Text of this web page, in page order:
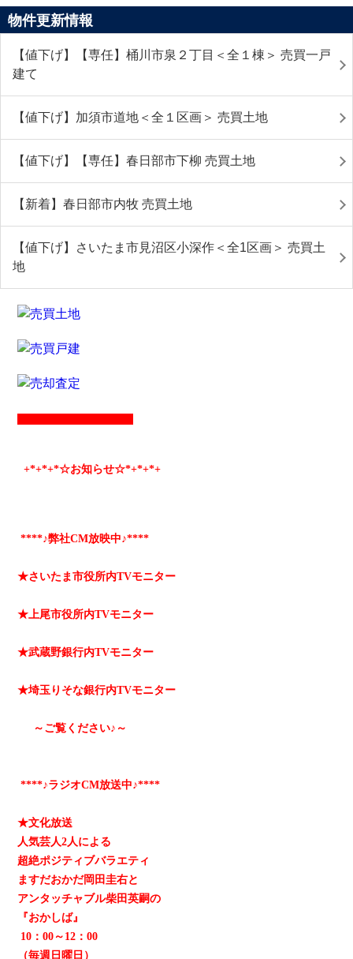
物件更新情報
【値下げ】【専任】桶川市泉２丁目＜全１棟＞ 売買一戸
建て
【値下げ】加須市道地＜全１区画＞ 売買土地
【値下げ】【専任】春日部市下柳 売買土地
【新着】春日部市内牧 売買土地
【値下げ】さいたま市見沼区小深作＜全1区画＞ 売買土
地
+*+*+*☆お知らせ☆*+*+*+
****♪弊社CM放映中♪****
★さいたま市役所内TVモニター
★上尾市役所内TVモニター
★武蔵野銀行内TVモニター
★埼玉りそな銀行内TVモニター
～ご覧ください♪～
****♪ラジオCM放送中♪****
★文化放送
人気芸人2人による
超絶ポジティブバラエティ
ますだおかだ岡田圭右と
アンタッチャブル柴田英嗣の
『おかしば』
10：00～12：00
（毎週日曜日）